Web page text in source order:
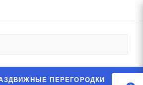
ПЕРЕГОРОДКИ